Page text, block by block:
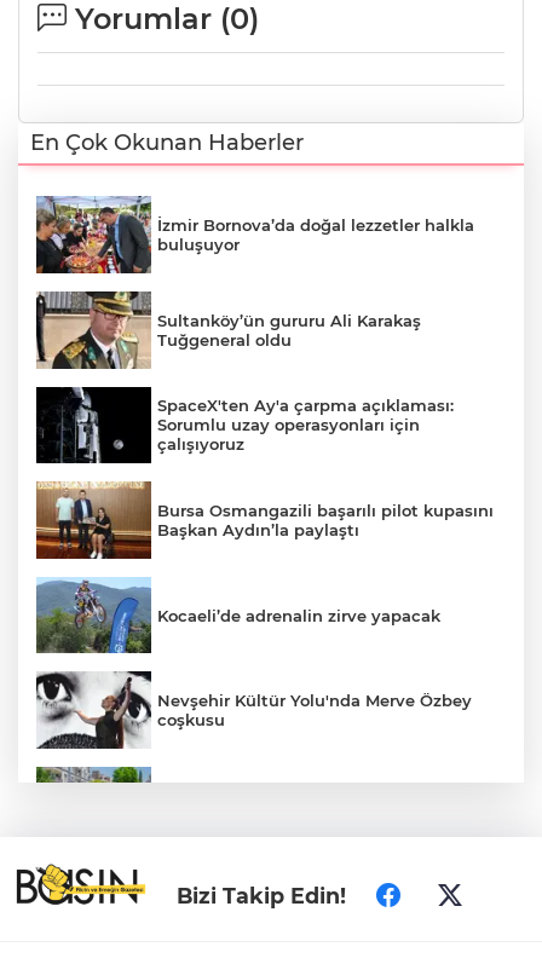
Yorumlar (0)
En Çok Okunan Haberler
İzmir Bornova’da doğal lezzetler halkla
buluşuyor
Sultanköy’ün gururu Ali Karakaş
Tuğgeneral oldu
SpaceX'ten Ay'a çarpma açıklaması:
Sorumlu uzay operasyonları için
çalışıyoruz
Bursa Osmangazili başarılı pilot kupasını
Başkan Aydın’la paylaştı
Kocaeli’de adrenalin zirve yapacak
Nevşehir Kültür Yolu'nda Merve Özbey
coşkusu
MEB ve Türk Kızılay'dan Çocuklara
Yönelik Afet Farkındalık Çalıştayı
Bizi Takip Edin!